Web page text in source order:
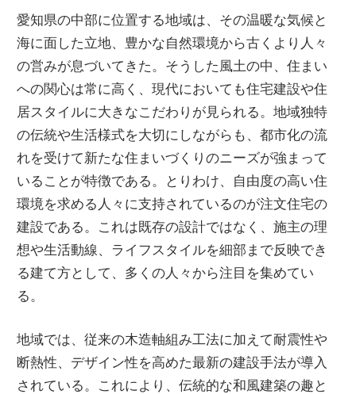
住
ま
い
を
手
に
入
れ
よ
う！
愛知県の中部に位置する地域は、その温暖な気候と
海に面した立地、豊かな自然環境から古くより人々
の営みが息づいてきた。 そうした風土の中、住まい
への関心は常に高く、現代においても住宅建設や住
居スタイルに大きなこだわりが見られる。地域独特
の伝統や生活様式を大切にしながらも、都市化の流
れを受けて新たな住まいづくりのニーズが強まって
いることが特徴である。とりわけ、自由度の高い住
環境を求める人々に支持されているのが注文住宅の
建設である。これは既存の設計ではなく、施主の理
想や生活動線、ライフスタイルを細部まで反映でき
る建て方として、多くの人々から注目を集めてい
る。
地域では、従来の木造軸組み工法に加えて耐震性や
断熱性、デザイン性を高めた最新の建設手法が導入
されている。これにより、伝統的な和風建築の趣と